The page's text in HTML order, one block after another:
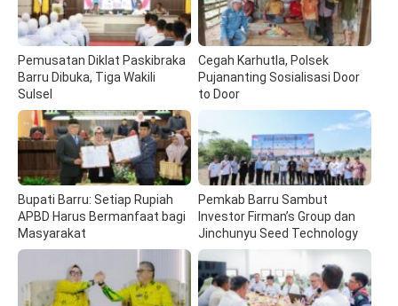
Pemusatan Diklat Paskibraka
Barru Dibuka, Tiga Wakili
Sulsel
Cegah Karhutla, Polsek
Pujananting Sosialisasi Door
to Door
Bupati Barru: Setiap Rupiah
APBD Harus Bermanfaat bagi
Masyarakat
Pemkab Barru Sambut
Investor Firman’s Group dan
Jinchunyu Seed Technology